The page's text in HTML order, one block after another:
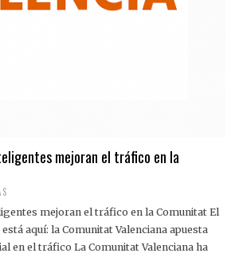
mejoran el tráfico en la
mejoran el tráfico en la Comunitat El
aquí: la Comunitat Valenciana apuesta
en el tráfico La Comunitat Valenciana ha